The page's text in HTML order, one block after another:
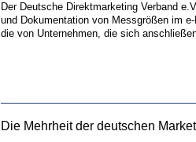
Der Deutsche Direktmarketing Verband
und Dokumentation von Messgrößen im
die von Unternehmen, die sich
Die Mehrheit der deutschen